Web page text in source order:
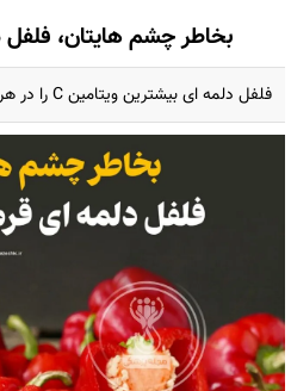
بخاطر چشم هایتان، فلفل
فلفل دلمه ای بیشترین ویتامین C را در هر کالری به شما می دهد.